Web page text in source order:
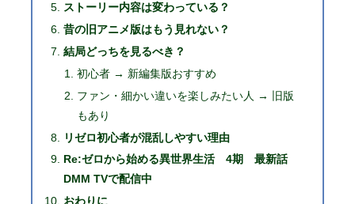
ストーリー内容は変わっている？
昔の旧アニメ版はもう見れない？
結局どっちを見るべき？
初心者 → 新編集版おすすめ
ファン・細かい違いを楽しみたい人 → 旧版
もあり
リゼロ初心者が混乱しやすい理由
Re:ゼロから始める異世界生活 4期 最新話
DMM TVで配信中
おわりに